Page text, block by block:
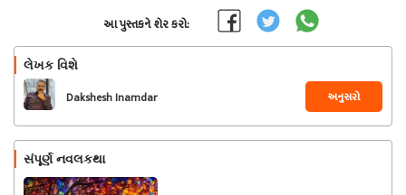
આ પુસ્તકને શેર કરો:
લેખક વિશે
Dakshesh Inamdar અનુસરો
સંપૂર્ણ નવલકથા